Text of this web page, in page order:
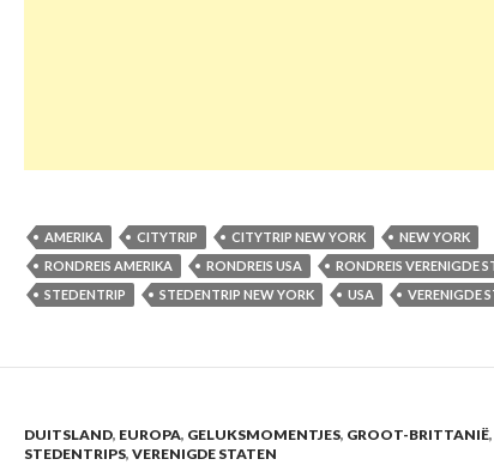
AMERIKA CITYTRIP CITYTRIP NEW YORK
NEW YORK
RONDREIS AMERIKA
RONDREIS USA
RONDREIS VERENIGDE
STEDENTRIP
STEDENTRIP NEW YORK USA VERENIGDE
DUITSLAND, EUROPA, GELUKSMOMENTJES, GROOT-BRITTANIË,
STEDENTRIPS, VERENIGDE STATEN